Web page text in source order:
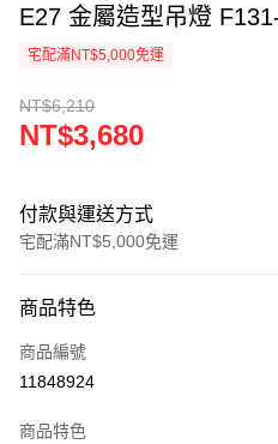
E27 金屬造型吊燈
宅配滿NT$5,000免運
NT$6,210
NT$3,680
付款與運送方式
宅配滿NT$5,000免運
信用卡一次付款
LINE Pay
商品特色
商品編號
11848924
商品特色